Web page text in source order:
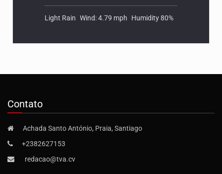
Light Rain Wind: 4.79 mph Humidity 80%
Contato
Achada Santo António, Praia, Santiago
+2382627153
redacao@tva.cv